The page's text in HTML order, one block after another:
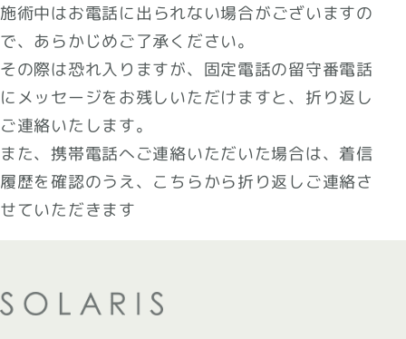
施術中はお電話に出られない場合がございますの
で、あらかじめご了承ください。
その際は恐れ入りますが、固定電話の留守番電話
にメッセージをお残しいただけますと、折り返し
ご連絡いたします。
また、携帯電話へご連絡いただいた場合は、着信
履歴を確認のうえ、こちらから折り返しご連絡さ
せていただきます